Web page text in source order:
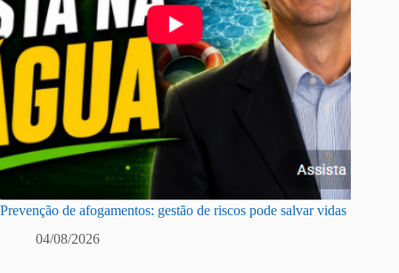
Prevenção de afogamentos: gestão de riscos pode salvar vidas
04/08/2026